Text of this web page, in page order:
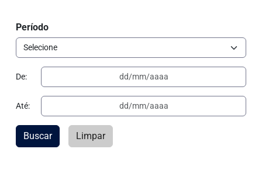
Período
De:
Até:
Buscar Limpar